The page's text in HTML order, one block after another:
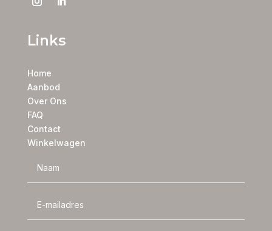
Links
Home
Aanbod
Over Ons
FAQ
Contact
Winkelwagen